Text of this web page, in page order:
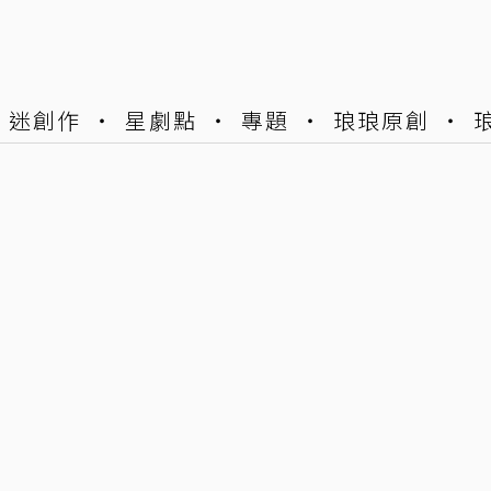
迷創作 星劇點 專題 琅琅原創